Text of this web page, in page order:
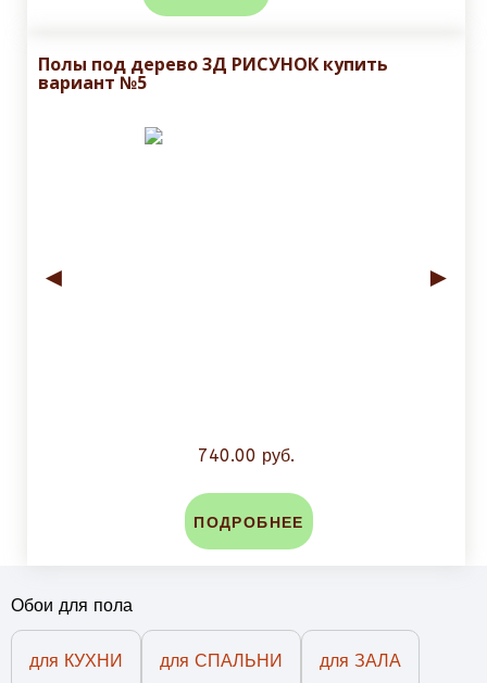
Полы под дерево 3Д РИСУНОК купить
вариант №5
◄ ►
740.00 руб.
ПОДРОБНЕЕ
Обои для пола
для КУХНИ для СПАЛЬНИ для ЗАЛА